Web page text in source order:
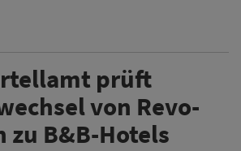
prüft
von Revo-
zu B&B-Hotels